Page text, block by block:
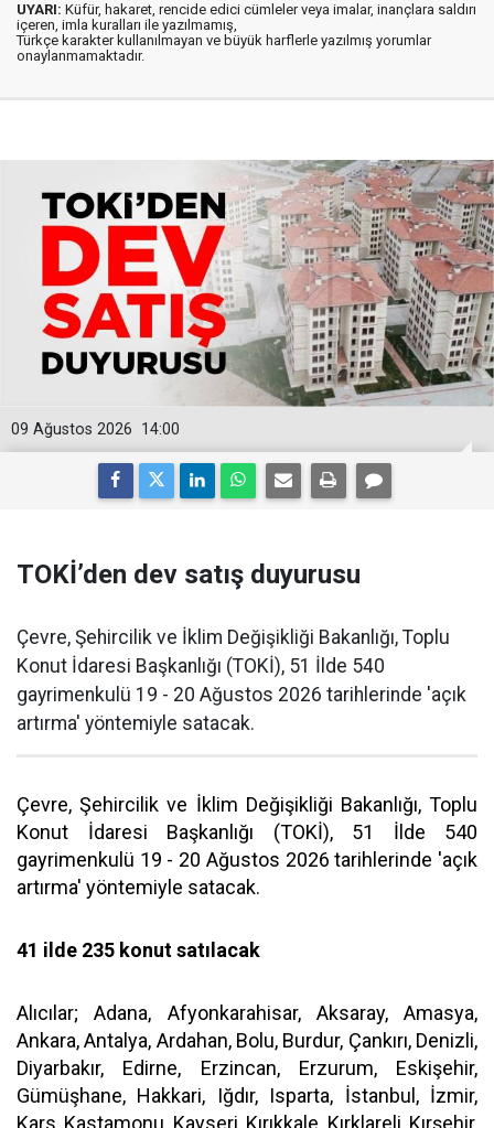
UYARI: Küfür, hakaret, rencide edici cümleler veya imalar, inançlara saldırı
içeren, imla kuralları ile yazılmamış,
Türkçe karakter kullanılmayan ve büyük harflerle yazılmış yorumlar
onaylanmamaktadır.
14:00
09 Ağustos 2026
TOKİ’den dev satış duyurusu
Çevre, Şehircilik ve İklim Değişikliği Bakanlığı, Toplu
Konut İdaresi Başkanlığı (TOKİ), 51 İlde 540
gayrimenkulü 19 - 20 Ağustos 2026 tarihlerinde 'açık
artırma' yöntemiyle satacak.
Çevre, Şehircilik ve İklim Değişikliği Bakanlığı, Toplu
Konut İdaresi Başkanlığı (TOKİ), 51 İlde 540
gayrimenkulü 19 - 20 Ağustos 2026 tarihlerinde 'açık
artırma' yöntemiyle satacak.
41 ilde 235 konut satılacak
Alıcılar; Adana, Afyonkarahisar, Aksaray, Amasya,
Ankara, Antalya, Ardahan, Bolu, Burdur, Çankırı, Denizli,
Diyarbakır, Edirne, Erzincan, Erzurum, Eskişehir,
Gümüşhane, Hakkari, Iğdır, Isparta, İstanbul, İzmir,
Kars, Kastamonu, Kayseri, Kırıkkale, Kırklareli, Kırşehir,